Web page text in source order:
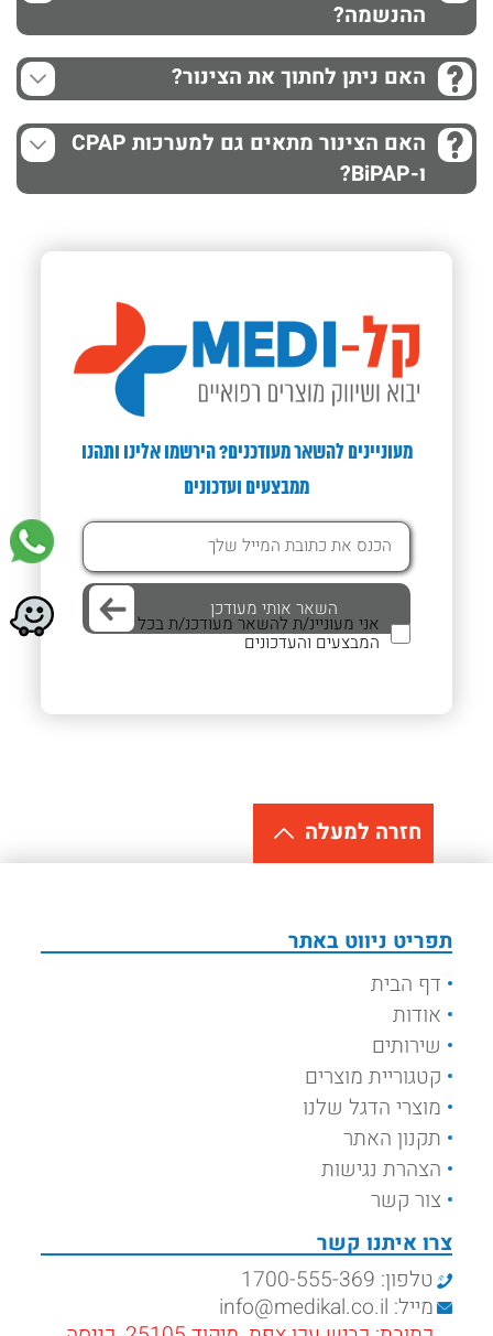
ההנשמה?
האם ניתן לחתוך את הצינור?
האם הצינור מתאים גם למערכות CPAP
ו-BiPAP?
מעוניינים להשאר מעודכנים? הירשמו אלינו ותהנו
ממבצעים ועדכונים
אני מעוניינ/ת להשאר מעודכנ/ת בכל
המבצעים והעדכונים
חזרה למעלה
תפריט ניווט באתר
דף הבית
אודות
שירותים
קטגוריית מוצרים
מוצרי הדגל שלנו
תקנון האתר
הצהרת נגישות
צור קשר
צרו איתנו קשר
טלפון: 1700-555-369
מייל: info@medikal.co.il